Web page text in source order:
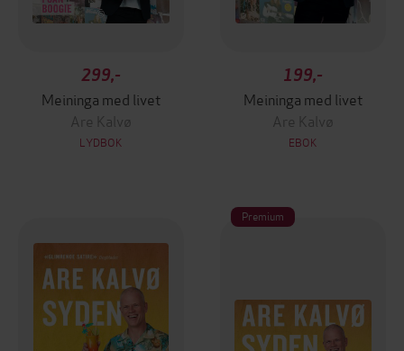
299,-
Meininga med livet
Are Kalvø
LYDBOK
199,-
Meininga med livet
Are Kalvø
EBOK
Premium